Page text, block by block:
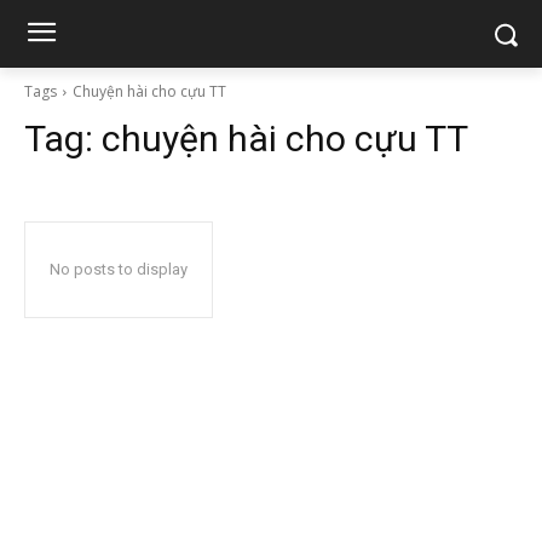
Tags Chuyện hài cho cựu TT
Tag: chuyện hài cho cựu TT
No posts to display